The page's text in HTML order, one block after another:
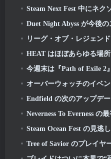
Steam Next Fest 中にネクソンのダークファンタジー
Duet Night Abyss が今後のスチームパ
リーグ・オブ・レジェンドでサードパーティ
HEAT はほぼあらゆる場
今週末は『Path of Exile 2』の早
オーバーウォッチのイベント
Endfield の次のアップデート
Neverness To Everness の最初の
Steam Ocean Fest の見逃している
Tree of Savior のプレイヤーがゲームに 10 万